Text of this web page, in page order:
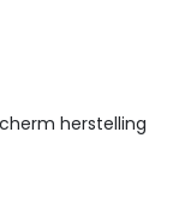
herstelling